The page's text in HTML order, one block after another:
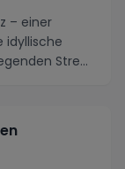
– einer
idyllische
Stre...